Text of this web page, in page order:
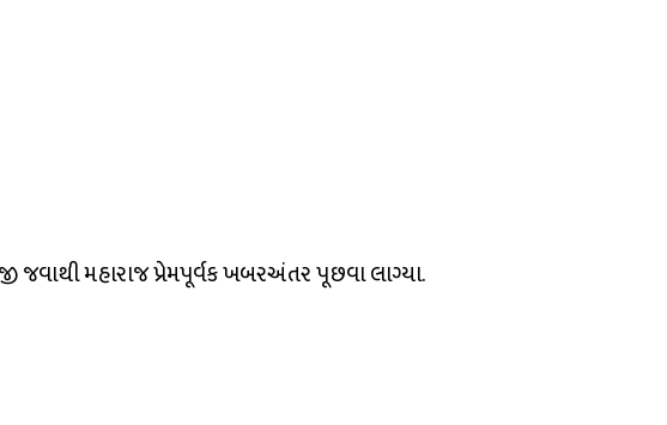
મહારાજ પ્રેમપૂર્વક ખબરઅંતર પૂછવા લાગ્યા.